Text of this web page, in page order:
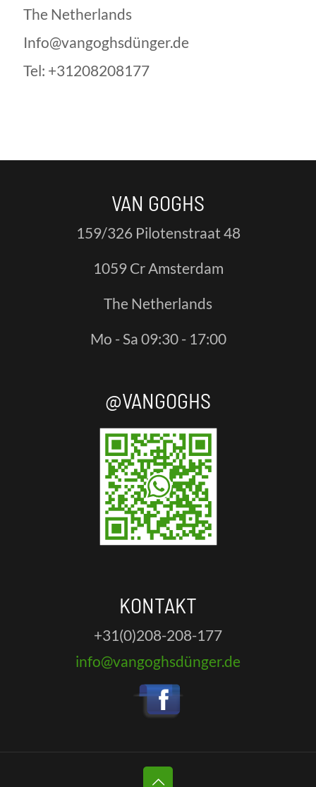
The Netherlands
Info@vangoghsdünger.de
Tel: +31208208177
VAN GOGHS
159/326 Pilotenstraat 48
1059 Cr Amsterdam
The Netherlands
Mo - Sa 09:30 - 17:00
@VANGOGHS
KONTAKT
+31(0)208-208-177
info@vangoghsdünger.de